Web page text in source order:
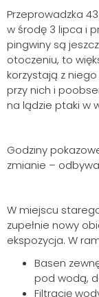
Przeprowadzka
w środę 3 lipca i
pingwiny są
otoczeniu, to
korzystają z
przy nich i
na lądzie ptaki w
Godziny
zmianie –
W miejscu
zupełnie nowy
ekspozycja. W
Basen
pod wodą,
Filtrację